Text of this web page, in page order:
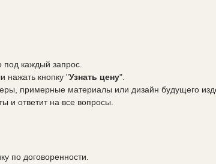
под каждый запрос.
нажать кнопку "Узнать цену".
примерные материалы или дизайн будущего
и ответит на все вопросы.
по договоренности.